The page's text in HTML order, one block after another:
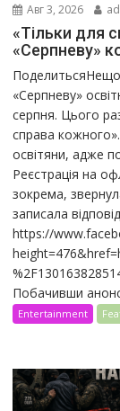
Авг 3, 2026
«Тільки для
«Серпневу»
«Серпневу»
серпня. Цього
справа
освітяни, адже
Реєстрація на
зокрема,
записала
https://
Побачивши
Entertainment